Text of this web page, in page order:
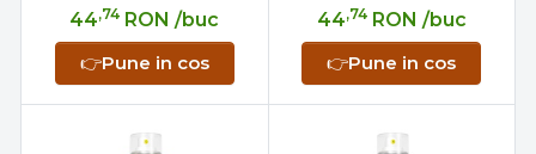
44,74 RON /buc
👉Pune in cos
44,74 RON /buc
👉Pune in cos